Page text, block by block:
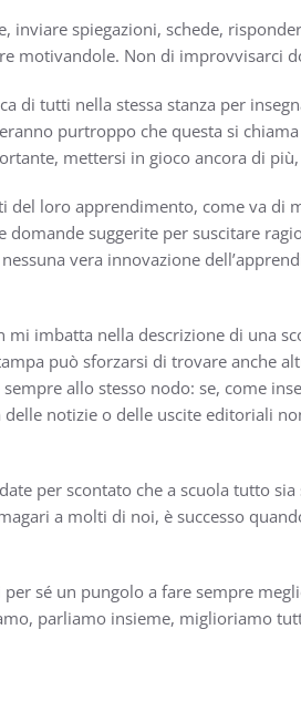
spiegazioni, schede,
motivandole. Non di improvvisarci
di tutti nella stessa stanza per
purtroppo che questa si
mettersi in gioco ancora di
del loro apprendimento, come va di
suggerite per suscitare
vera innovazione
imbatta nella descrizione di una
può sforzarsi di trovare anche
allo stesso nodo: se, come
notizie o delle uscite editoriali
per scontato che a scuola tutto
a molti di noi, è successo
sé un pungolo a fare sempre
parliamo insieme, miglioriamo